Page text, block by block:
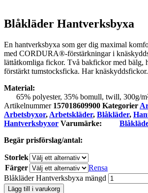
Blåkläder Hantverksbyxa
En hantverksbyxa som ger dig maximal
med CORDURA®-förstärkningar i
lättåtkomliga fickor. Två bakfickor med bälg,
förstärkt tumstocksficka. Har knäskyddsfickor.
Material:
65% polyester, 35% bomull, twill, 300g/
Artikelnummer 157018609900 Kategorier
Arbetsbyxor, Arbetskläder, Blåkläder,
Hantverksbyxor Varumärke:
Begär prisförslag/antal:
Storlek
Färger
Rensa
Blåkläder Hantverksbyxa mängd
Lägg till i varukorg